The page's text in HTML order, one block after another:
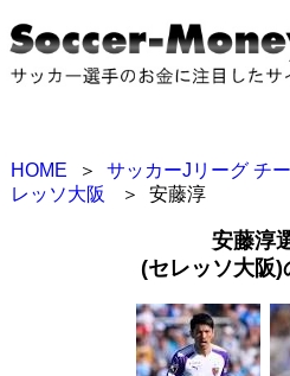
HOME ＞ サッカーJリーグ チ
レッソ大阪
＞ 安藤淳
安藤淳
(セレッソ大阪)